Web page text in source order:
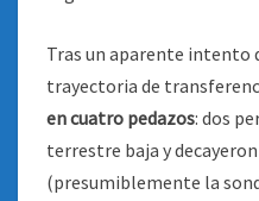
Tras un aparente intento
trayectoria de
en cuatro pedazos: dos
terrestre baja y
(presumiblemente la